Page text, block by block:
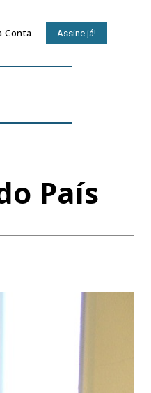
Conta Assine já!
País